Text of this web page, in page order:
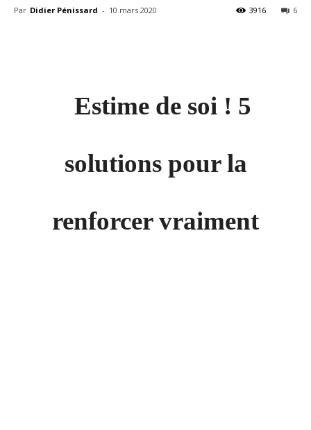
Par Didier Pénissard - 10 mars 2020 6
3916
Estime de soi ! 5
solutions pour la
renforcer vraiment